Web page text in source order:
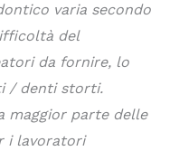
varia secondo
del
da fornire, lo
/ denti storti.
maggior parte delle
i lavoratori